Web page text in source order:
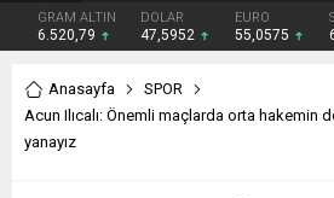
GRAM ALTIN
6.520,79
DOLAR
47,5952
EURO
55,0575
Anasayfa
SPOR
Acun Ilıcalı: Önemli maçlarda orta hakemin
yanayız